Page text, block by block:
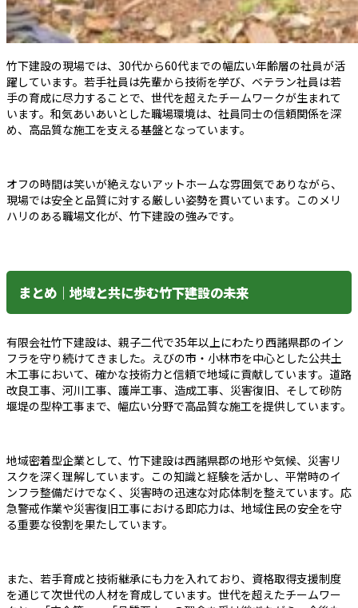
竹下建設の現場では、30代から60代までの幅広い年齢層の社員が活
躍しています。若手社員は先輩から技術を学び、ベテラン社員は若
手の育成に尽力することで、世代を超えたチームワークが生まれて
います。和気あいあいとした職場環境は、社員同士の信頼関係を深
め、高品質な施工を支える基盤となっています。
オフの時間は笑いが絶えないアットホームな雰囲気でありながら、
現場では安全と品質に対する厳しい姿勢を貫いています。このメリ
ハリのある職場文化が、竹下建設の強みです。
まとめ｜地域と共に歩む竹下建設の未来
有限会社竹下建設は、親子二代で35年以上にわたり西諸県郡のイン
フラを守り続けてきました。えびの市・小林市を中心とした公共土
木工事において、確かな技術力と信頼で地域に貢献しています。道路
改良工事、河川工事、護岸工事、造成工事、災害復旧、そして砂防
堰堤の型枠工事まで、幅広い分野で高品質な施工を提供しています。
地域密着型企業として、竹下建設は西諸県郡の地形や気候、災害リ
スクを深く理解しています。この知識と経験を活かし、平常時のイ
ンフラ整備だけでなく、災害時の迅速な対応体制を整えています。応
急警戒作業や災害復旧工事における即応力は、地域住民の安全を守
る重要な役割を果たしています。
また、若手育成と技術継承にも力を入れており、資格取得支援制度
を通じて次世代の人材を育成しています。世代を超えたチームワー